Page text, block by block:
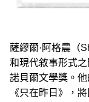
薩繆爾·阿格農（
和現代敘事形式
諾貝爾文學獎。
《只在昨日》，